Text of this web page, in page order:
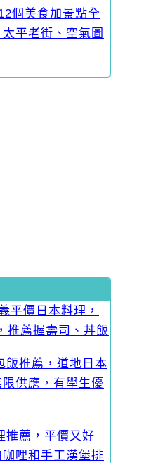
個美食加景點全
平老街、空氣圖
平價日本料理，
推薦握壽司、丼飯
飯推薦，道地日本
供應，有學生優
推薦，平價又好
哩和手工漢堡排